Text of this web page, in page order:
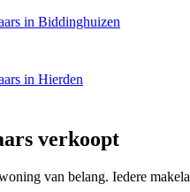
in Biddinghuizen
in Hierden
verkoopt
van belang. Iedere